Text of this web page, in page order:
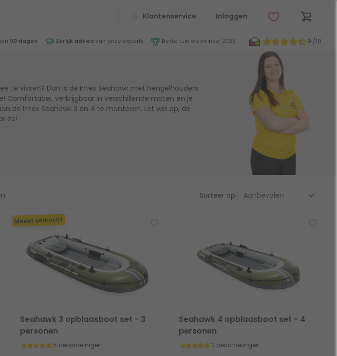
Klantenservice Inloggen
90 dagen Eerlijk advies van onze experts Beste tuin webwinkel 2023 9 /10
te vissen? Dan is de Intex Seahawk met hengelhouders
Comfortabel, verkrijgbaar in verschillende maten én je
de Intex Seahawk 3 en 4 te monteren. Let wel op, de
ze!
Sorteer op
Meest verkocht
Seahawk 3 opblaasboot set - 3
personen
5 beoordelingen
Seahawk 4 opblaasboot set - 4
personen
3 beoordelingen